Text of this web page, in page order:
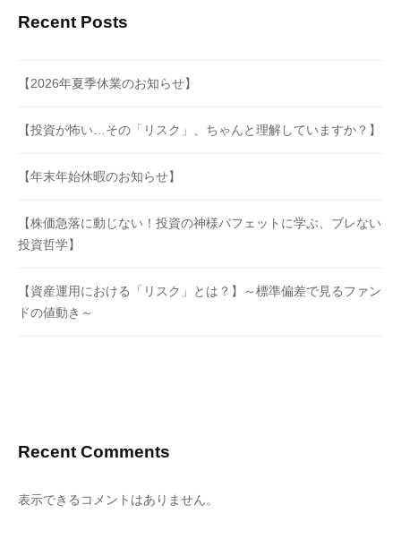
Recent Posts
【2026年夏季休業のお知らせ】
【投資が怖い…その「リスク」、ちゃんと理解していますか？】
【年末年始休暇のお知らせ】
【株価急落に動じない！投資の神様バフェットに学ぶ、ブレない
投資哲学】
【資産運用における「リスク」とは？】～標準偏差で見るファン
ドの値動き～
Recent Comments
表示できるコメントはありません。